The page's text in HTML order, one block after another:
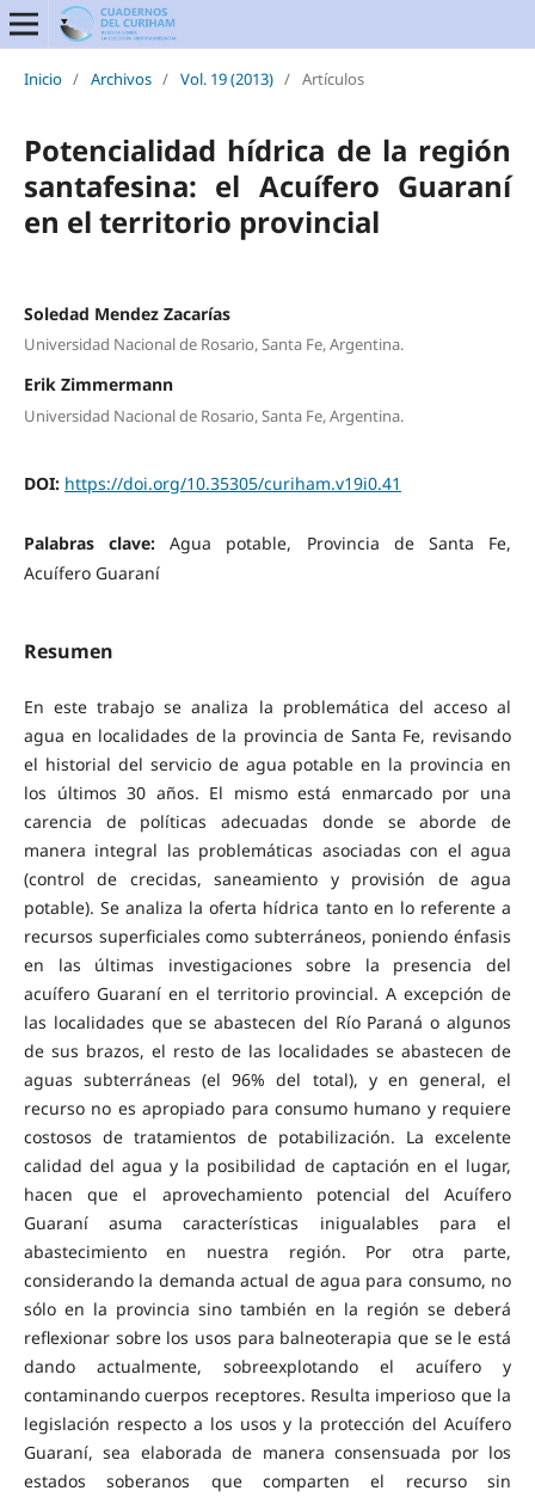
Inicio / Archivos / Vol. 19 (2013) / Artículos
Potencialidad hídrica de la región
santafesina: el Acuífero Guaraní
en el territorio provincial
Soledad Mendez Zacarías
Universidad Nacional de Rosario, Santa Fe, Argentina.
Erik Zimmermann
Universidad Nacional de Rosario, Santa Fe, Argentina.
DOI: https://doi.org/10.35305/curiham.v19i0.41
Palabras clave:Agua potable, Provincia de Santa Fe,
Acuífero Guaraní
Resumen
En este trabajo se analiza la problemática del acceso al
agua en localidades de la provincia de Santa Fe, revisando
el historial del servicio de agua potable en la provincia en
los últimos 30 años. El mismo está enmarcado por una
carencia de políticas adecuadas donde se aborde de
manera integral las problemáticas asociadas con el agua
(control de crecidas, saneamiento y provisión de agua
potable). Se analiza la oferta hídrica tanto en lo referente a
recursos superficiales como subterráneos, poniendo énfasis
en las últimas investigaciones sobre la presencia del
acuífero Guaraní en el territorio provincial. A excepción de
las localidades que se abastecen del Río Paraná o algunos
de sus brazos, el resto de las localidades se abastecen de
aguas subterráneas (el 96% del total), y en general, el
recurso no es apropiado para consumo humano y requiere
costosos de tratamientos de potabilización. La excelente
calidad del agua y la posibilidad de captación en el lugar,
hacen que el aprovechamiento potencial del Acuífero
Guaraní asuma características inigualables para el
abastecimiento en nuestra región. Por otra parte,
considerando la demanda actual de agua para consumo, no
sólo en la provincia sino también en la región se deberá
reflexionar sobre los usos para balneoterapia que se le está
dando actualmente, sobreexplotando el acuífero y
contaminando cuerpos receptores. Resulta imperioso que la
legislación respecto a los usos y la protección del Acuífero
Guaraní, sea elaborada de manera consensuada por los
estados soberanos que comparten el recurso sin